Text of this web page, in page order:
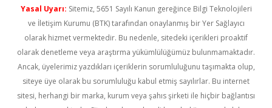
Yasal Uyarı: Sitemiz, 5651 Sayılı Kanun gereğince Bilgi Teknolojileri
ve İletişim Kurumu (BTK) tarafından onaylanmış bir Yer Sağlayıcı
olarak hizmet vermektedir. Bu nedenle, sitedeki içerikleri proaktif
olarak denetleme veya araştırma yükümlülüğümüz bulunmamaktadır.
Ancak, üyelerimiz yazdıkları içeriklerin sorumluluğunu taşımakta olup,
siteye üye olarak bu sorumluluğu kabul etmiş sayılırlar. Bu internet
sitesi, herhangi bir marka, kurum veya şahıs şirketi ile hiçbir bağlantısı